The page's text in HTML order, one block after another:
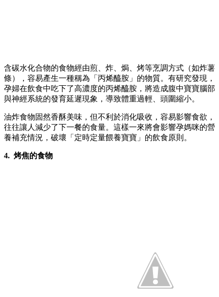
含碳水化合物的食物經由煎、炸、焗、烤等烹調方式（如炸薯
條），容易產生一種稱為「丙烯醯胺」的物質。有研究發現，
孕婦在飲食中吃下了高濃度的丙烯醯胺，將造成腹中寶寶腦部
與神經系統的發育延遲現象，導致體重過輕、頭圍縮小。
油炸食物固然香酥美味，但不利於消化吸收，容易影響食欲，
往往讓人減少了下一餐的食量。這樣一來將會影響孕媽咪的營
養補充情況，破壞「定時定量餵養寶寶」的飲食原則。
4. 烤焦的食物